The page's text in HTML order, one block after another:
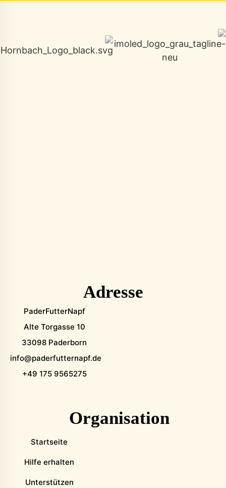
Adresse
PaderFutterNapf
Alte Torgasse 10
33098 Paderborn
info@paderfutternapf.de
+49 175 9565275
Organisation
Startseite
Hilfe erhalten
Unterstützen